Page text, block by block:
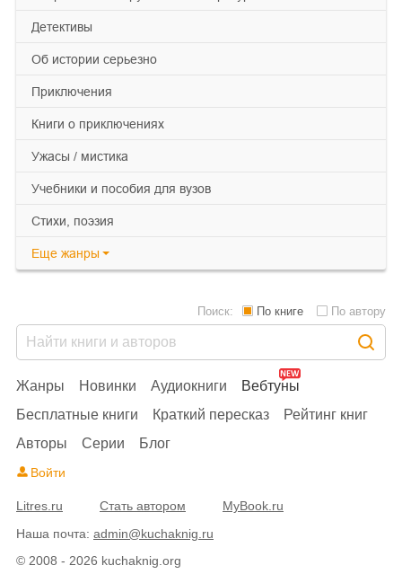
детективы
об истории серьезно
приключения
книги о приключениях
ужасы / мистика
учебники и пособия для вузов
cтихи, поэзия
Еще жанры
© 2008 - 2026 kuchaknig.org
Жанры Новинки Аудиокниги
Вебтуны
Бесплатные книги
Краткий пересказ
Рейтинг книг
Авторы
Серии Блог
Поиск: По книге По автору
Войти
Litres.ru Стать автором
MyBook.ru
Наша почта: admin@kuchaknig.ru